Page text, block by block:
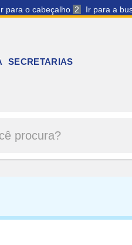
para o cabeçalho 2 Ir para a
SECRETARIAS